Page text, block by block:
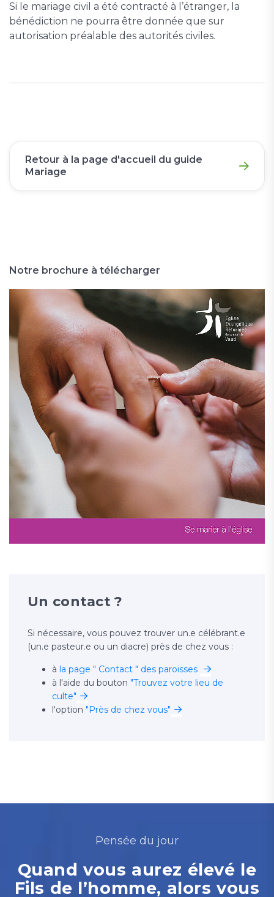
Si le mariage civil a été contracté à l’étranger, la
bénédiction ne pourra être donnée que sur
autorisation préalable des autorités civiles.
Retour à la page d'accueil du guide
Mariage
Notre brochure à télécharger
Un contact ?
Si nécessaire, vous pouvez trouver un.e célébrant.e
(un.e pasteur.e ou un diacre) près de chez vous :
à la page " Contact " des paroisses
à l'aide du bouton "Trouvez votre lieu de
culte"
l'option "Près de chez vous"
Pensée du jour
Quand vous aurez élevé le
Fils de l’homme, alors vous